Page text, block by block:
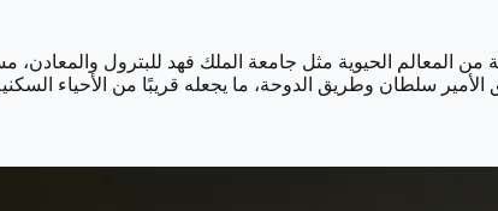
المعالم الحيوية مثل جامعة الملك فهد للبترول والمعادن،
سلطان وطريق الدوحة، ما يجعله قريبًا من الأحياء السكنية